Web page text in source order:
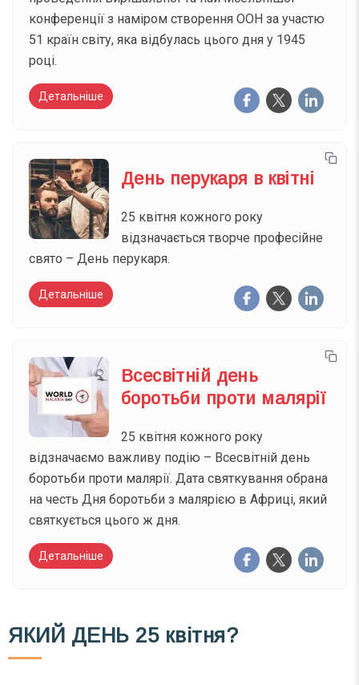
конференції з наміром створення ООН за участю
51 країн світу, яка відбулась цього дня у 1945
році.
Детальніше
День перукаря в квітні
25 квітня кожного року
відзначається творче професійне
свято – День перукаря.
Детальніше
Всесвітній день
боротьби проти малярії
25 квітня кожного року
відзначаємо важливу подію – Всесвітній день
боротьби проти малярії. Дата святкування обрана
на честь Дня боротьби з малярією в Африці, який
святкується цього ж дня.
Детальніше
ЯКИЙ ДЕНЬ 25 квітня?